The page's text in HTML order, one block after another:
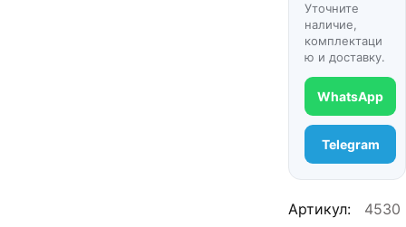
Уточните
наличие,
комплектаци
ю и доставку.
WhatsApp
Telegram
Артикул: 4530